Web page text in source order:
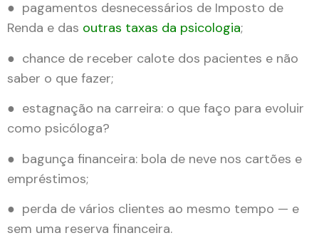
● pagamentos desnecessários de Imposto de
Renda e das outras taxas da psicologia;
● chance de receber calote dos pacientes e não
saber o que fazer;
● estagnação na carreira: o que faço para evoluir
como psicóloga?
● bagunça financeira: bola de neve nos cartões e
empréstimos;
● perda de vários clientes ao mesmo tempo — e
sem uma reserva financeira.